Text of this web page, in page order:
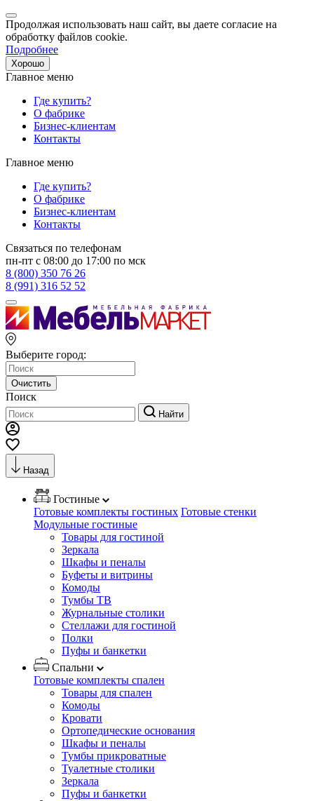
Продолжая использовать наш сайт, вы даете согласие на
обработку файлов cookie.
Подробнее
Хорошо
Главное меню
Где купить?
О фабрике
Бизнес-клиентам
Контакты
Главное меню
Где купить?
О фабрике
Бизнес-клиентам
Контакты
Связаться по телефонам
пн-пт с 08:00 до 17:00 по мск
8 (800) 350 76 26
8 (991) 316 52 52
Выберите город:
Очистить
Поиск
Найти
Назад
Гостиные
Готовые комплекты гостиных Готовые стенки
Модульные гостиные
Товары для гостиной
Зеркала
Шкафы и пеналы
Буфеты и витрины
Комоды
Тумбы ТВ
Журнальные столики
Стеллажи для гостиной
Полки
Пуфы и банкетки
Спальни
Готовые комплекты спален
Товары для спален
Комоды
Кровати
Ортопедические основания
Шкафы и пеналы
Тумбы прикроватные
Туалетные столики
Зеркала
Пуфы и банкетки